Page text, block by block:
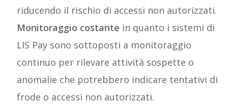
riducendo il rischio di accessi non autorizzati.
Monitoraggio costante in quanto i sistemi di
LIS Pay sono sottoposti a monitoraggio
continuo per rilevare attività sospette o
anomalie che potrebbero indicare tentativi di
frode o accessi non autorizzati.